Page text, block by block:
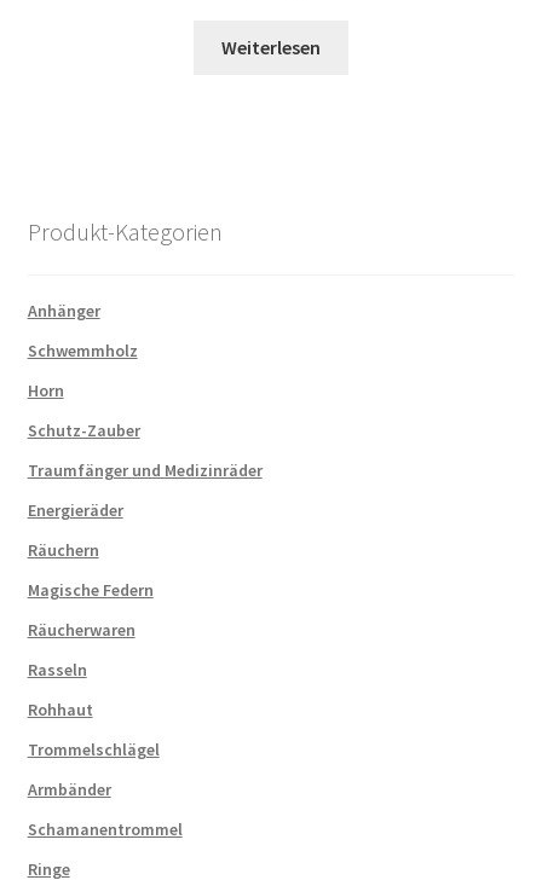
Weiterlesen
Produkt-Kategorien
Anhänger
Schwemmholz
Horn
Schutz-Zauber
Traumfänger und Medizinräder
Energieräder
Räuchern
Magische Federn
Räucherwaren
Rasseln
Rohhaut
Trommelschlägel
Armbänder
Schamanentrommel
Ringe